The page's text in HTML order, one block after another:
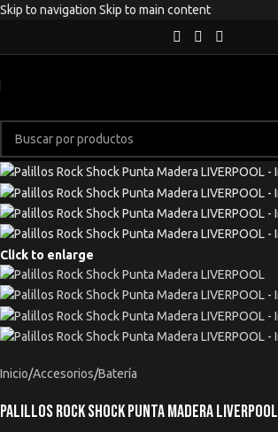
Skip to navigation Skip to main content
Click to enlarge
Inicio/Accesorios/Batería
Palillos Rock Shock Punta Madera LIVERPOOL